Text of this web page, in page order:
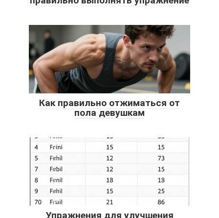
Как правильно отжиматься от
пола девушкам
Упражнения для улучшения